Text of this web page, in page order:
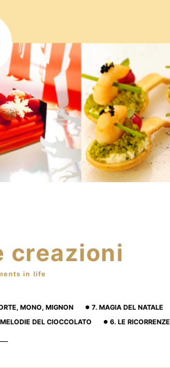
creazioni
in life
MONO, MIGNON 7. MAGIA DEL NATALE
DEL CIOCCOLATO 6. LE RICORRENZE